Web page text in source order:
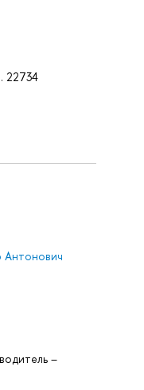
22734
Антонович
–